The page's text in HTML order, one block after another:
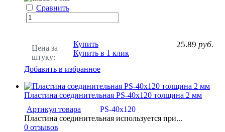
Сравнить
Цена за
штуку:
25.89 руб.
Купить
Купить в 1 клик
Добавить в избранное
Пластина соединительная PS-40х120 толщина 2 мм
Артикул товара
PS-40х120
Пластина соединительная используется при...
0 отзывов